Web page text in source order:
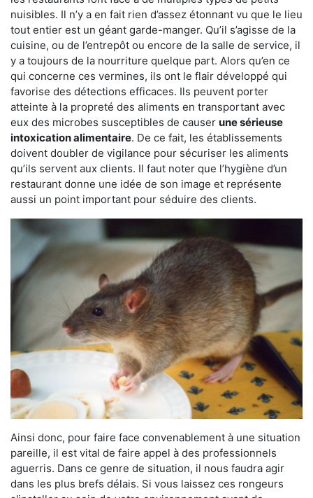
nuisibles. Il n’y a en fait rien d’assez étonnant vu que le lieu
tout entier est un géant garde-manger. Qu’il s’agisse de la
cuisine, ou de l’entrepôt ou encore de la salle de service, il
y a toujours de la nourriture quelque part. Alors qu’en ce
qui concerne ces vermines, ils ont le flair développé qui
favorise des détections efficaces. Ils peuvent porter
atteinte à la propreté des aliments en transportant avec
eux des microbes susceptibles de causer une sérieuse
intoxication alimentaire. De ce fait, les établissements
doivent doubler de vigilance pour sécuriser les aliments
qu’ils servent aux clients. Il faut noter que l’hygiène d’un
restaurant donne une idée de son image et représente
aussi un point important pour séduire des clients.
Ainsi donc, pour faire face convenablement à une situation
pareille, il est vital de faire appel à des professionnels
aguerris. Dans ce genre de situation, il nous faudra agir
dans les plus brefs délais. Si vous laissez ces rongeurs